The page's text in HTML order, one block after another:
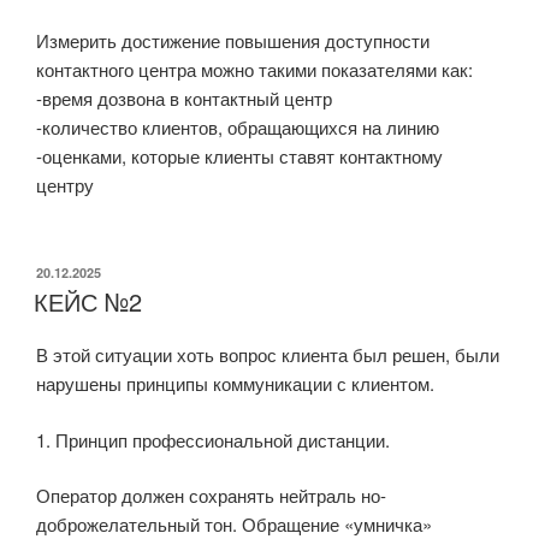
Измерить достижение повышения доступности
контактного центра можно такими показателями как:
-время дозвона в контактный центр
-количество клиентов, обращающихся на линию
-оценками, которые клиенты ставят контактному
центру
ОПУБЛИКОВАНО
20.12.2025
КЕЙС №2
В этой ситуации хоть вопрос клиента был решен, были
нарушены принципы коммуникации с клиентом.
1. Принцип профессиональной дистанции.
Оператор должен сохранять нейтраль но-
доброжелательный тон. Обращение «умничка»